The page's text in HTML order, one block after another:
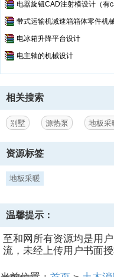
电器旋钮CAD注射模设计（有
带式运输机减速箱箱体零件机
电冰箱升降平台设计
电主轴的机械设计
相关搜索
别墅 源热泵 地板采
资源标签
地板采暖
温馨提示：
至和网所有资源均是用
流，未经上传用户书面授